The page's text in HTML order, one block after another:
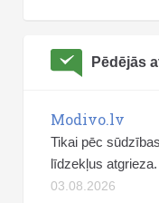
Pēdējās
Modivo.lv
Tikai pēc
līdzekļus
03.08.2026